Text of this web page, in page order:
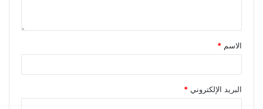
الاسم *
البريد الإلكتروني *